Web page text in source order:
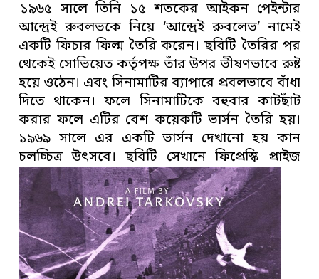
১৯৬৫ সালে তিনি ১৫ শতকের আইকন পেইন্টার
আন্দ্রেই রুবলভকে নিয়ে ‘আন্দ্রেই রুবলেভ’ নামেই
একটি ফিচার ফিল্ম তৈরি করেন। ছবিটি তৈরির পর
থেকেই সোভিয়েত কর্তৃপক্ষ তাঁর উপর ভীষণভাবে রুষ্ট
হয়ে ওঠেন। এবং সিনামাটির ব্যাপারে প্রবলভাবে বাঁধা
দিতে থাকেন। ফলে সিনামাটিকে বহুবার কাটছাঁট
করার ফলে এটির বেশ কয়েকটি ভার্সন তৈরি হয়।
১৯৬৯ সালে এর একটি ভার্সন দেখানো হয় কান
চলচ্চিত্র উৎসবে। ছবিটি সেখানে ফিপ্রেস্কি প্রাইজ